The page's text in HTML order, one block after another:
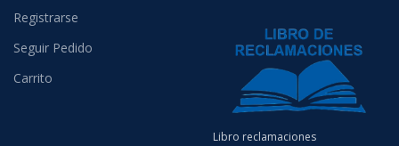
Registrarse
Seguir Pedido
Carrito
Libro reclamaciones